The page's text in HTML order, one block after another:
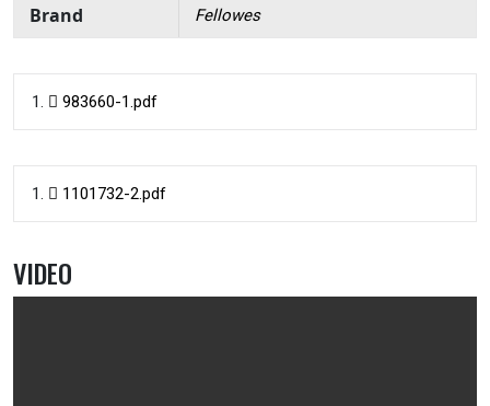
Brand Fellowes
983660-1.pdf
1101732-2.pdf
VIDEO